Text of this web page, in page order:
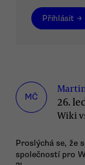
Přihlásit →
MČ 26.
Wiki
Proslýchá se, že
společností pro